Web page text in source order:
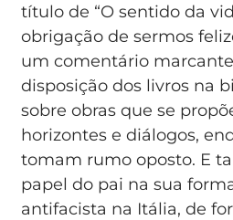
título de “O sentido da
obrigação de sermos
um comentário
disposição dos livros na
sobre obras que se
horizontes e diálogos,
tomam rumo oposto. E
papel do pai na sua
antifacista na Itália, de